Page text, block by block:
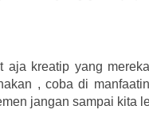
kreatip yang
, coba di
jangan sampai kita